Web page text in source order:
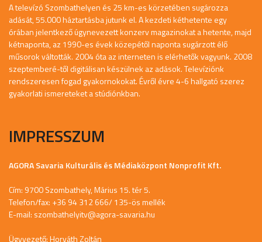
A televízó Szombathelyen és 25 km-es körzetében sugározza
adását, 55.000 háztartásba jutunk el. A kezdeti kéthetente egy
órában jelentkező úgynevezett konzerv magazinokat a hetente, majd
kétnaponta, az 1990-es évek közepétől naponta sugárzott élő
műsorok váltották. 2004 óta az interneten is elérhetők vagyunk. 2008
szeptemberé-től digitálisan készülnek az adások. Televíziónk
rendszeresen fogad gyakornokokat. Évről évre 4-6 hallgató szerez
gyakorlati ismereteket a stúdiónkban.
IMPRESSZUM
AGORA Savaria Kulturális és Médiaközpont Nonprofit Kft.
Cím: 9700 Szombathely, Márius 15. tér 5.
Telefon/fax: +36 94 312 666/ 135-ös mellék
E-mail: szombathelyitv@agora-savaria.hu
Ügyvezető: Horváth Zoltán